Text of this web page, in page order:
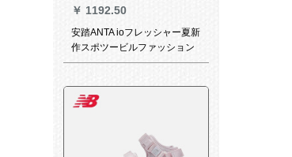
￥ 1192.50
安踏ANTA ioフレッシャー夏新
作スポツービルファッション
通气性快适软底男靴黒-1